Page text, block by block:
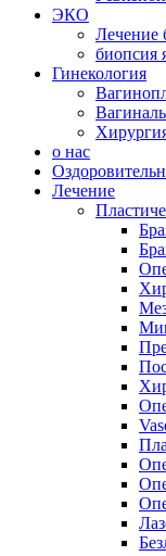
ЭКО
Лечение
биопсия
Гинекология
о нас
Лечение